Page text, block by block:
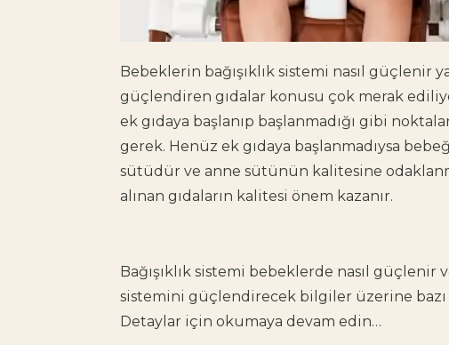
Bebeklerin bağışıklık sistemi nasıl güçlenir
güçlendiren gıdalar konusu çok merak
ek gıdaya başlanıp başlanmadığı gibi
gerek. Henüz ek gıdaya başlanmadıysa
sütüdür ve anne sütünün kalitesine
alınan gıdaların kalitesi önem kazanır.
Bağışıklık sistemi bebeklerde nasıl güçlenir
sistemini güçlendirecek bilgiler üzerine
Detaylar için okumaya devam edin…